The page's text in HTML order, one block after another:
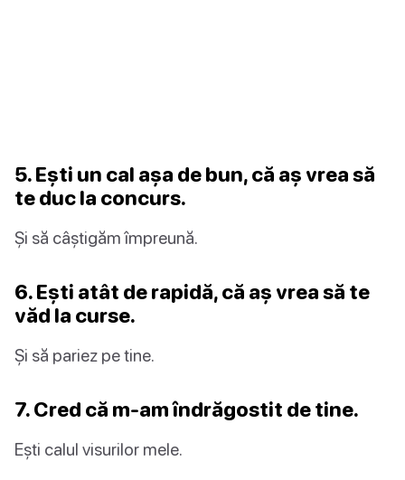
5. Ești un cal așa de bun, că aș vrea să
te duc la concurs.
Și să câștigăm împreună.
6. Ești atât de rapidă, că aș vrea să te
văd la curse.
Și să pariez pe tine.
7. Cred că m-am îndrăgostit de tine.
Ești calul visurilor mele.